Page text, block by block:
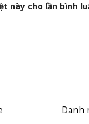
này cho lần bình
Danh